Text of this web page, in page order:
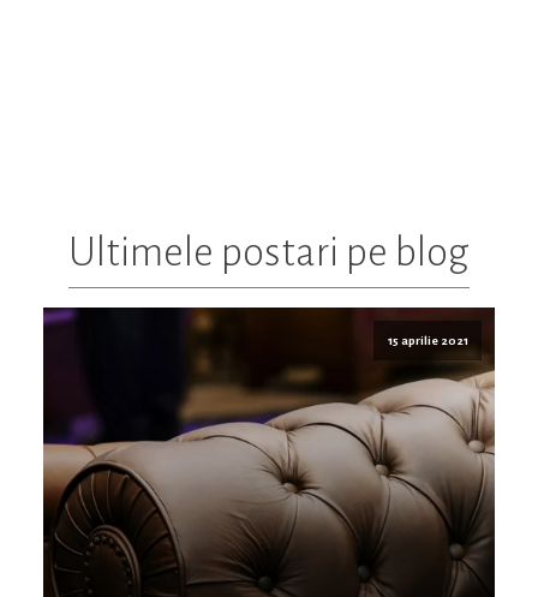
Ultimele postari pe blog
15 aprilie 2021